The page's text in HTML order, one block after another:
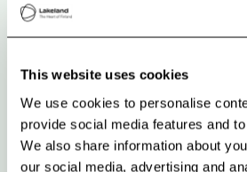
This website uses cookies
We use cookies to personalise
provide social media features and
We also share information about
our social media, advertising and